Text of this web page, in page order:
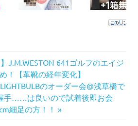
J.M.WESTON 641ゴルフのエイジ
！【革靴の経年変化】
のオーダー会@浅草橋で
手……は良いので試着後即お会
細足の方！！